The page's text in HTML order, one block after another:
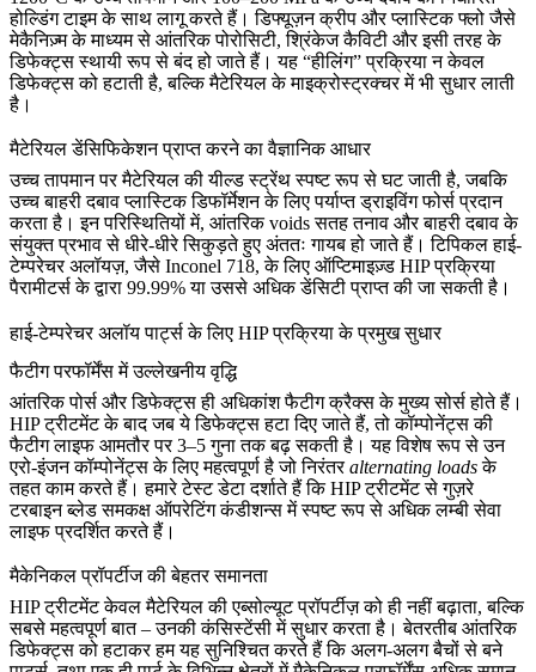
होल्डिंग टाइम के साथ लागू करते हैं। डिफ्यूज़न क्रीप और प्लास्टिक फ्लो जैसे
मेकैनिज़्म के माध्यम से आंतरिक पोरोसिटी, श्रिंकेज कैविटी और इसी तरह के
डिफेक्ट्स स्थायी रूप से बंद हो जाते हैं। यह “हीलिंग” प्रक्रिया न केवल
डिफेक्ट्स को हटाती है, बल्कि मैटेरियल के माइक्रोस्ट्रक्चर में भी सुधार लाती
है।
मैटेरियल डेंसिफिकेशन प्राप्त करने का वैज्ञानिक आधार
उच्च तापमान पर मैटेरियल की यील्ड स्ट्रेंथ स्पष्ट रूप से घट जाती है, जबकि
उच्च बाहरी दबाव प्लास्टिक डिफॉर्मेशन के लिए पर्याप्त ड्राइविंग फोर्स प्रदान
करता है। इन परिस्थितियों में, आंतरिक voids सतह तनाव और बाहरी दबाव के
संयुक्त प्रभाव से धीरे-धीरे सिकुड़ते हुए अंततः गायब हो जाते हैं। टिपिकल हाई-
टेम्परेचर अलॉयज़, जैसे Inconel 718, के लिए ऑप्टिमाइज़्ड HIP प्रक्रिया
पैरामीटर्स के द्वारा 99.99% या उससे अधिक डेंसिटीप्राप्त की जा सकती है।
हाई-टेम्परेचर अलॉय पार्ट्स के लिए HIP प्रक्रिया के प्रमुख सुधार
फैटीग परफॉर्मेंस में उल्लेखनीय वृद्धि
आंतरिक पोर्स और डिफेक्ट्स ही अधिकांश फैटीग क्रैक्स के मुख्य सोर्स होते हैं।
HIP ट्रीटमेंट के बाद जब ये डिफेक्ट्स हटा दिए जाते हैं, तो कॉम्पोनेंट्स की
फैटीग लाइफ आमतौर पर3–5 गुना तकबढ़ सकती है। यह विशेष रूप से उन
एरो-इंजन कॉम्पोनेंट्स के लिए महत्वपूर्ण है जो निरंतरalternating loadsके
तहत काम करते हैं। हमारे टेस्ट डेटा दर्शाते हैं कि HIP ट्रीटमेंट से गुज़रे
टरबाइन ब्लेड समकक्ष ऑपरेटिंग कंडीशन्स में स्पष्ट रूप से अधिक लम्बी सेवा
लाइफ प्रदर्शित करते हैं।
मैकेनिकल प्रॉपर्टीज की बेहतर समानता
HIP ट्रीटमेंट केवल मैटेरियल की एब्सोल्यूट प्रॉपर्टीज़ को ही नहीं बढ़ाता, बल्कि
सबसे महत्वपूर्ण बात – उनकीकंसिस्टेंसीमें सुधार करता है। बेतरतीब आंतरिक
डिफेक्ट्स को हटाकर हम यह सुनिश्चित करते हैं कि अलग-अलग बैचों से बने